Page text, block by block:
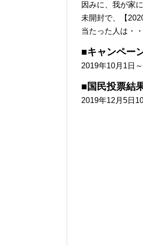
因みに、我が家
未開封で、【
当たった人は・
■キャンペー
2019年10月1日
■国民投票結
2019年12月5日